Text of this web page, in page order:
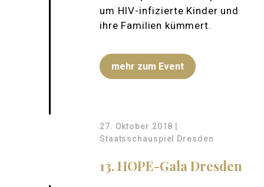
um HIV-infizierte Kinder und
ihre Familien kümmert.
mehr zum Event
27. Oktober 2018 |
Staatsschauspiel Dresden
13. HOPE-Gala Dresden